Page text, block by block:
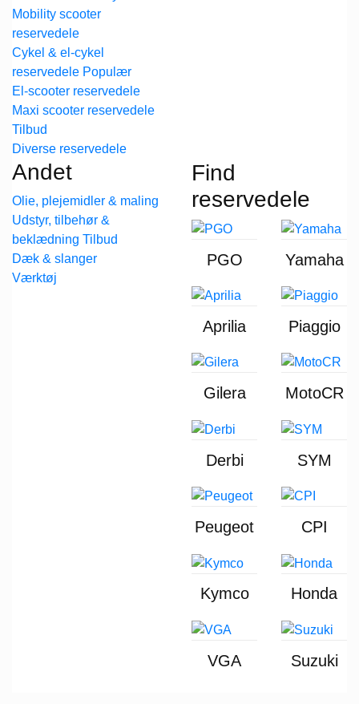
Mobility scooter
reservedele
Cykel & el-cykel
reservedele
El-scooter reservedele
Maxi scooter reservedele
Diverse reservedele
Andet
Olie, plejemidler & maling
Udstyr, tilbehør &
beklædning
Dæk & slanger
Værktøj
Find
reservedele
PGO Yamaha
Aprilia Piaggio
Gilera MotoCR
Derbi SYM
Peugeot CPI
Kymco Honda
VGA Suzuki